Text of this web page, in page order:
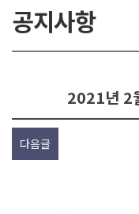
공지사항
2021년 2
다음글